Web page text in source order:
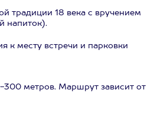
традиции 18 века с вручением
напиток).
к месту встречи и парковки
300 метров. Маршрут зависит от